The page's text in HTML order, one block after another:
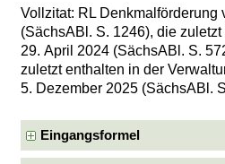
Vollzitat: RL Denkmalförderung
(SächsABl. S. 1246), die
29. April 2024 (SächsABl. S.
zuletzt enthalten in der
5. Dezember 2025 (SächsABl.
Eingangsformel